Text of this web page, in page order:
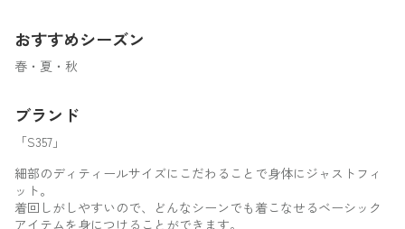
おすすめシーズン
春・夏・秋
ブランド
「S357」
細部のディティールサイズにこだわることで身体にジャストフィ
ット。
着回しがしやすいので、どんなシーンでも着こなせるベーシック
アイテムを身につけることができます。